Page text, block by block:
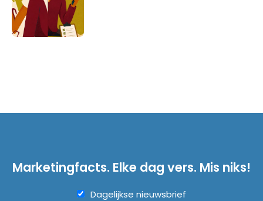
Marketingfacts. Elke dag vers. Mis niks!
Dagelijkse nieuwsbrief